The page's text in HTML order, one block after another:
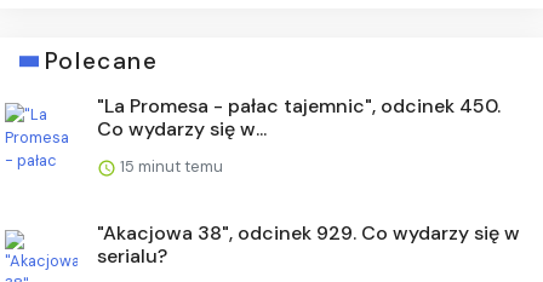
Polecane
"La Promesa - pałac tajemnic", odcinek 450.
Co wydarzy się w...
15 minut temu
"Akacjowa 38", odcinek 929. Co wydarzy się w
serialu?